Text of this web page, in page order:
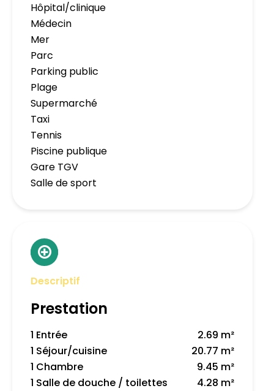
Hôpital/clinique
Médecin
Mer
Parc
Parking public
Plage
Supermarché
Taxi
Tennis
Piscine publique
Gare TGV
Salle de sport
Descriptif
Prestation
1 Entrée
2.69 m²
1 Séjour/cuisine
20.77 m²
1 Chambre
9.45 m²
1 Salle de douche / toilettes
4.28 m²